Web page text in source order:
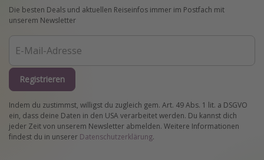
Die besten Deals und aktuellen Reiseinfos immer im Postfach mit
unserem Newsletter
Registrieren
Indem du zustimmst, willigst du zugleich gem. Art. 49 Abs. 1 lit. a DSGVO
ein, dass deine Daten in den USA verarbeitet werden. Du kannst dich
jeder Zeit von unserem Newsletter abmelden. Weitere Informationen
findest du in unserer Datenschutzerklärung.